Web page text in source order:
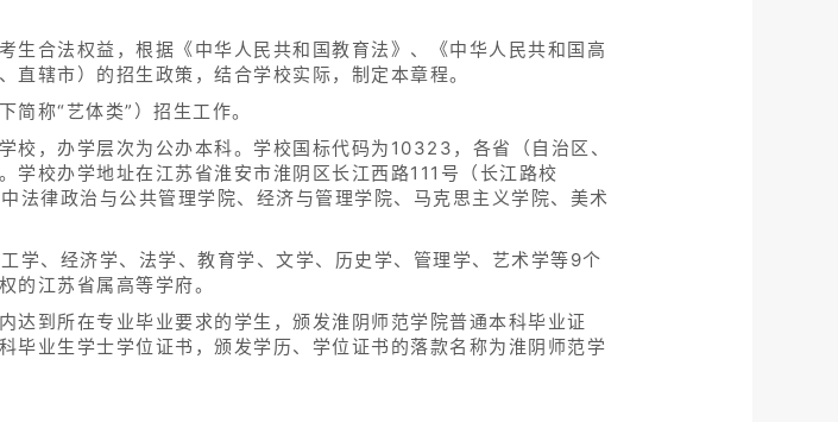
生合法权益，根据《中华人民共和国教育法》、《中华人民共和国高
辖市）的招生政策，结合学校实际，制定本章程。
称“艺体类”）招生工作。
，办学层次为公办本科。学校国标代码为10323，各省（自治区、
校办学地址在江苏省淮安市淮阴区长江西路111号（长江路校
法律政治与公共管理学院、经济与管理学院、马克思主义学院、美术
学、经济学、法学、教育学、文学、历史学、管理学、艺术学等9个
的江苏省属高等学府。
到所在专业毕业要求的学生，颁发淮阴师范学院普通本科毕业证
毕业生学士学位证书，颁发学历、学位证书的落款名称为淮阴师范学